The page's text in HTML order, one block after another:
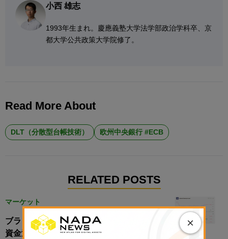
小西 雄志
1993年生まれ。慶應義塾大学法学部政治学科卒、京
都大学公共政策大学院修了。
Read More About
DLT（分散型台帳技術） 欧州中央銀行 #ECB
RELATED POSTS
マーケット
ブラックロックETHステーキングETF、初の
資金流出──DeFi流動性減少と米金利高が重荷
×